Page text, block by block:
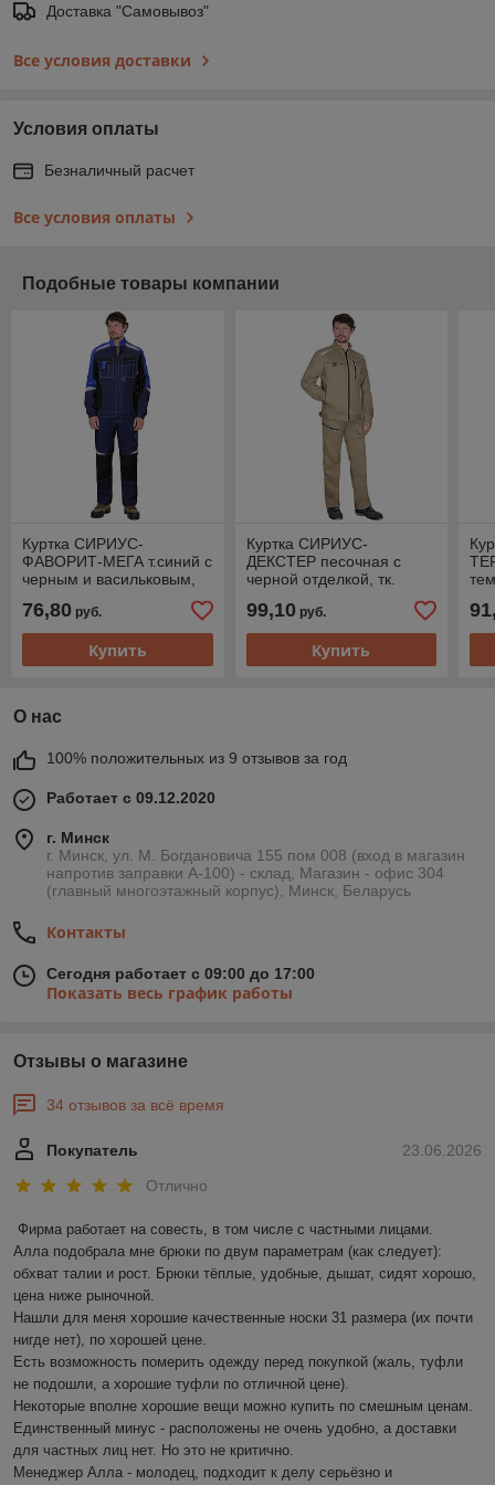
Доставка "Самовывоз"
Все условия доставки
Условия оплаты
Безналичный расчет
Все условия оплаты
Подобные товары компании
Куртка СИРИУС-
ФАВОРИТ-МЕГА т.синий с
черным и васильковым,
76,80 руб.
Купить
Куртка СИРИУС-
ДЕКСТЕР песочная с
черной отделкой, тк.
99,10руб.
Купить
О нас
100% положительных из 9 отзывов за год
Работает с 09.12.2020
г. Минск
г. Минск, ул. М. Богдановича 155 пом 008 (вход в магазин
напротив заправки А-100) - склад, Магазин - офис 304
(главный многоэтажный корпус), Минск, Беларусь
Контакты
Сегодня работает с 09:00 до 17:00
Показать весь график работы
Отзывы о магазине
34 отзывов за всё время
23.06.2026
Покупатель
Отлично
Фирма работает на совесть, в том числе с частными лицами.
Алла подобрала мне брюки по двум параметрам (как следует):
обхват талии и рост. Брюки тёплые, удобные, дышат, сидят хорошо,
цена ниже рыночной.
Нашли для меня хорошие качественные носки 31 размера (их почти
нигде нет), по хорошей цене.
Есть возможность померить одежду перед покупкой (жаль, туфли
не подошли, а хорошие туфли по отличной цене).
Некоторые вполне хорошие вещи можно купить по смешным ценам.
Единственный минус - расположены не очень удобно, а доставки
для частных лиц нет. Но это не критично.
Менеджер Алла - молодец, подходит к делу серьёзно и